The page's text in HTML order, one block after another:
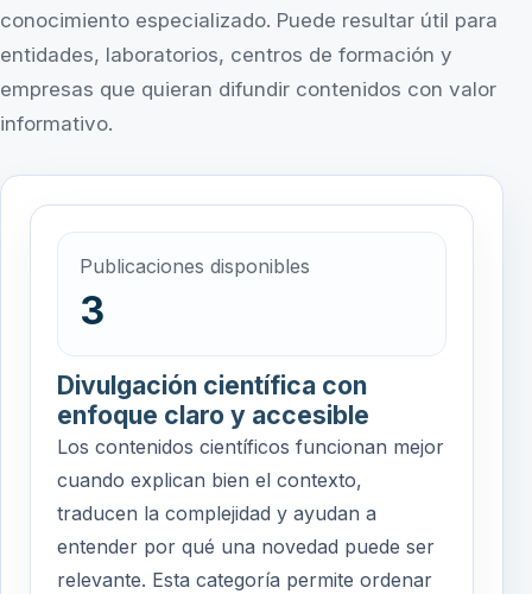
conocimiento especializado. Puede resultar útil para
entidades, laboratorios, centros de formación y
empresas que quieran difundir contenidos con valor
informativo.
Publicaciones disponibles
3
Divulgación científica con
enfoque claro y accesible
Los contenidos científicos funcionan mejor
cuando explican bien el contexto,
traducen la complejidad y ayudan a
entender por qué una novedad puede ser
relevante. Esta categoría permite ordenar